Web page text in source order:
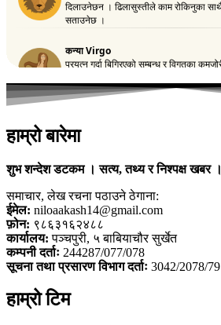
हाम्रो बारेमा
शुभ शन्देश डटकम । सत्य, तथ्य र निश्पक्ष खबर ।
समाचार, लेख रचना पठाउने ठेगाना:
ईमेल: niloaakash14@gmail.com
फ़ोन: ९८६३१६२४८८
कार्यालय: पञ्चपुरी, ५ बाबियाचौर सुर्खेत
कम्पनी दर्ताः 244287/077/078
सूचना तथा प्रसारण विभाग दर्ताः 3042/2078/79
हाम्रो टिम